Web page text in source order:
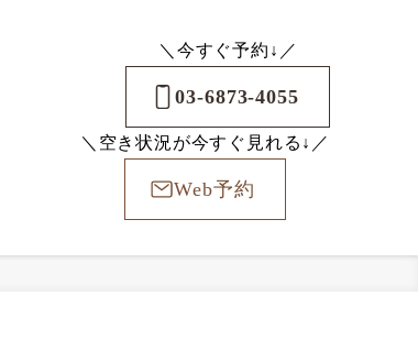
＼今すぐ予約↓／
03-6873-4055
＼空き状況が今すぐ見れる↓／
Web予約